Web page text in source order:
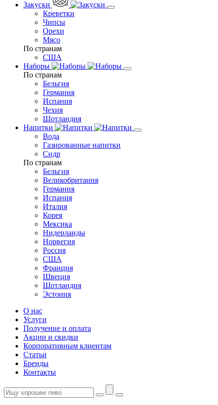
Закуски
Креветки
Чипсы
Орехи
Мясо
По странам
США
Наборы
По странам
Бельгия
Германия
Испания
Чехия
Шотландия
Напитки
Вода
Газированные напитки
Сидр
По странам
Бельгия
Великобритания
Германия
Испания
Италия
Корея
Мексика
Нидерланды
Норвегия
Россия
США
Франция
Швеция
Шотландия
Эстония
О нас
Услуги
Получение и оплата
Акции и скидки
Корпоративным клиентам
Статьи
Бренды
Контакты